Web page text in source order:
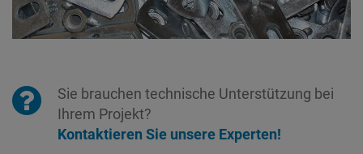
Sie brauchen technische Unterstützung bei
Ihrem Projekt?
Kontaktieren Sie unsere Experten!